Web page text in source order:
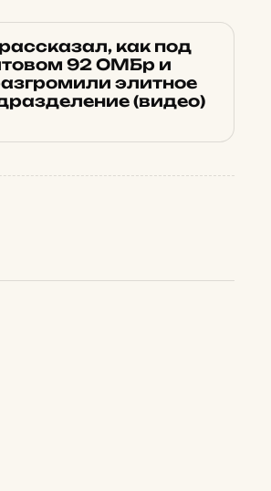
как под
92 ОМБр и
элитное
(видео)